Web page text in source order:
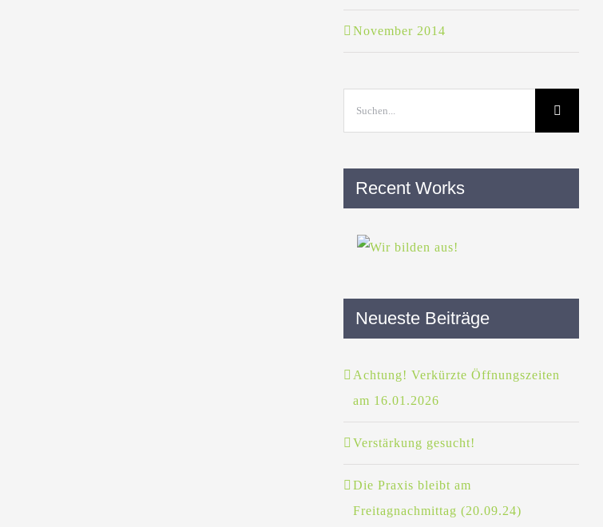
November 2014
Recent Works
Neueste Beiträge
Achtung! Verkürzte Öffnungszeiten
am 16.01.2026
Verstärkung gesucht!
Die Praxis bleibt am
Freitagnachmittag (20.09.24)